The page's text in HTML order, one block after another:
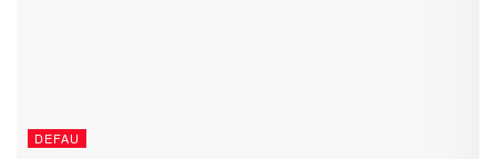
DEFAU